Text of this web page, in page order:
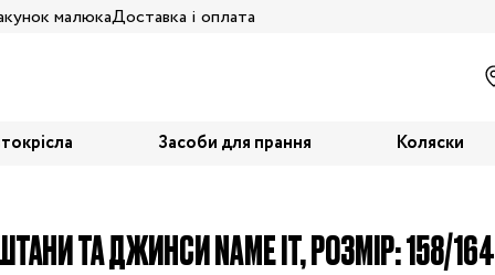
малюкаДоставка і оплата
Засоби для прання Коляски
ТА ДЖИНСИ NAME IT, РОЗМІР: 158/164